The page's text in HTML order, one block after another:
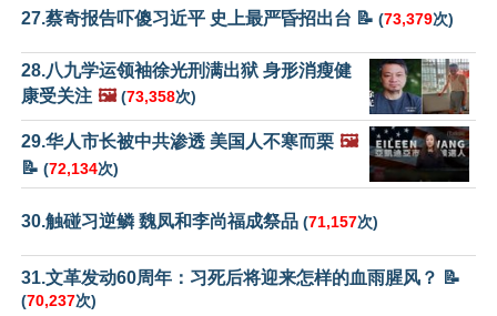
27.蔡奇报告吓傻习近平 史上最严昏招出台 📝 (73,379次)
28.八九学运领袖徐光刑满出狱 身形消瘦健
康受关注 🖼️ (73,358次)
29.华人市长被中共渗透 美国人不寒而栗 🖼️
📝 (72,134次)
30.触碰习逆鳞 魏凤和李尚福成祭品 (71,157次)
31.文革发动60周年：习死后将迎来怎样的血雨腥风？ 📝
(70,237次)